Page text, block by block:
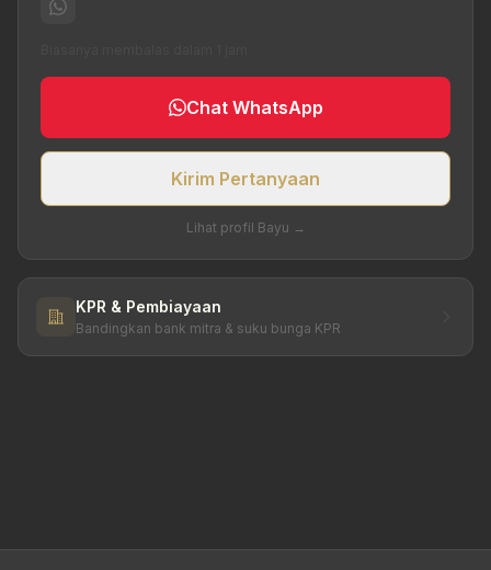
Chat WhatsApp
Kirim Pertanyaan
Lihat profil Bayu →
KPR & Pembiayaan
Bandingkan bank mitra & suku bunga KPR